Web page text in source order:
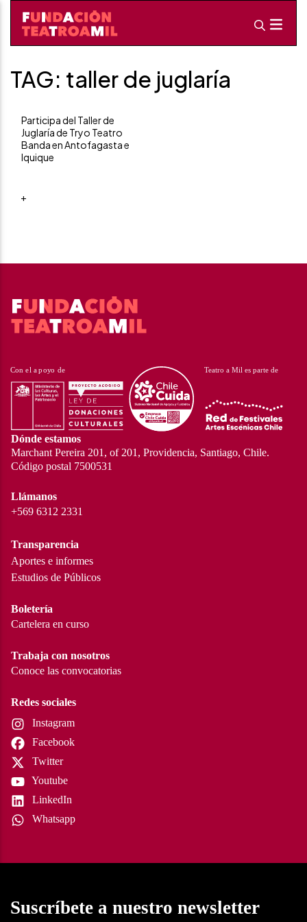
TAG: taller de juglaría
Participa del Taller de
Juglaría de Tryo Teatro
Banda en Antofagasta e
Iquique
+
Dónde estamos
Marchant Pereira 201, of 201, Providencia, Santiago, Chile.
Código postal 7500531
Llámanos
+569 6312 2331
Transparencia
Aportes e informes
Estudios de Públicos
Boletería
Cartelera en curso
Trabaja con nosotros
Conoce las convocatorias
Redes sociales
Instagram
Facebook
Twitter
Youtube
LinkedIn
Whatsapp
Suscríbete a nuestro newsletter